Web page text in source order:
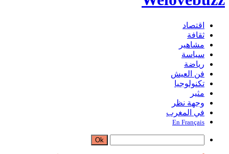
اقتصاد
ثقافة
مشاهير
سياسة
رياضة
فن العيش
تكنولوجيا
مثير
وجهة نظر
في المغرب
En Français
Ok